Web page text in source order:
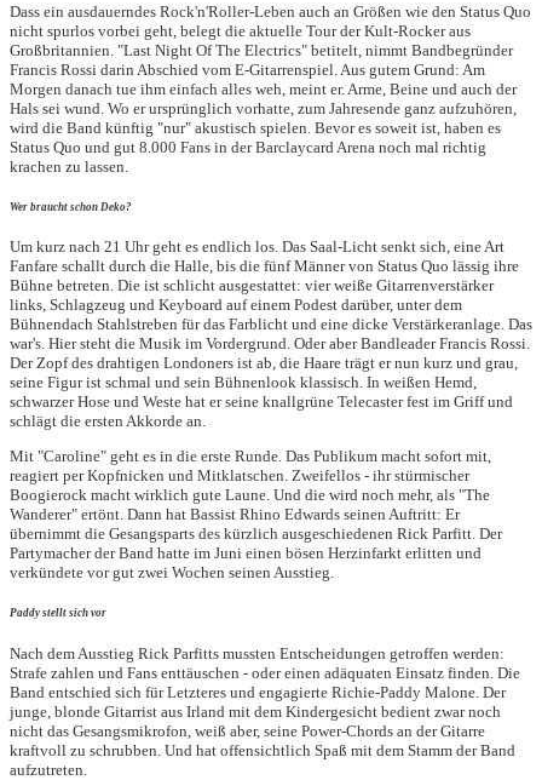
Dass ein ausdauerndes Rock'n'Roller-Leben auch an Größen wie den Status Quo
nicht spurlos vorbei geht, belegt die aktuelle Tour der Kult-Rocker aus
Großbritannien. "Last Night Of The Electrics" betitelt, nimmt Bandbegründer
Francis Rossi darin Abschied vom E-Gitarrenspiel. Aus gutem Grund: Am
Morgen danach tue ihm einfach alles weh, meint er. Arme, Beine und auch der
Hals sei wund. Wo er ursprünglich vorhatte, zum Jahresende ganz aufzuhören,
wird die Band künftig "nur" akustisch spielen. Bevor es soweit ist, haben es
Status Quo und gut 8.000 Fans in der Barclaycard Arena noch mal richtig
krachen zu lassen.
Wer braucht schon Deko?
Um kurz nach 21 Uhr geht es endlich los. Das Saal-Licht senkt sich, eine Art
Fanfare schallt durch die Halle, bis die fünf Männer von Status Quo lässig ihre
Bühne betreten. Die ist schlicht ausgestattet: vier weiße Gitarrenverstärker
links, Schlagzeug und Keyboard auf einem Podest darüber, unter dem
Bühnendach Stahlstreben für das Farblicht und eine dicke Verstärkeranlage. Das
war's. Hier steht die Musik im Vordergrund. Oder aber Bandleader Francis Rossi.
Der Zopf des drahtigen Londoners ist ab, die Haare trägt er nun kurz und grau,
seine Figur ist schmal und sein Bühnenlook klassisch. In weißen Hemd,
schwarzer Hose und Weste hat er seine knallgrüne Telecaster fest im Griff und
schlägt die ersten Akkorde an.
Mit "Caroline" geht es in die erste Runde. Das Publikum macht sofort mit,
reagiert per Kopfnicken und Mitklatschen. Zweifellos - ihr stürmischer
Boogierock macht wirklich gute Laune. Und die wird noch mehr, als "The
Wanderer" ertönt. Dann hat Bassist Rhino Edwards seinen Auftritt: Er
übernimmt die Gesangsparts des kürzlich ausgeschiedenen Rick Parfitt. Der
Partymacher der Band hatte im Juni einen bösen Herzinfarkt erlitten und
verkündete vor gut zwei Wochen seinen Ausstieg.
Paddy stellt sich vor
Nach dem Ausstieg Rick Parfitts mussten Entscheidungen getroffen werden:
Strafe zahlen und Fans enttäuschen - oder einen adäquaten Einsatz finden. Die
Band entschied sich für Letzteres und engagierte Richie-Paddy Malone. Der
junge, blonde Gitarrist aus Irland mit dem Kindergesicht bedient zwar noch
nicht das Gesangsmikrofon, weiß aber, seine Power-Chords an der Gitarre
kraftvoll zu schrubben. Und hat offensichtlich Spaß mit dem Stamm der Band
aufzutreten.